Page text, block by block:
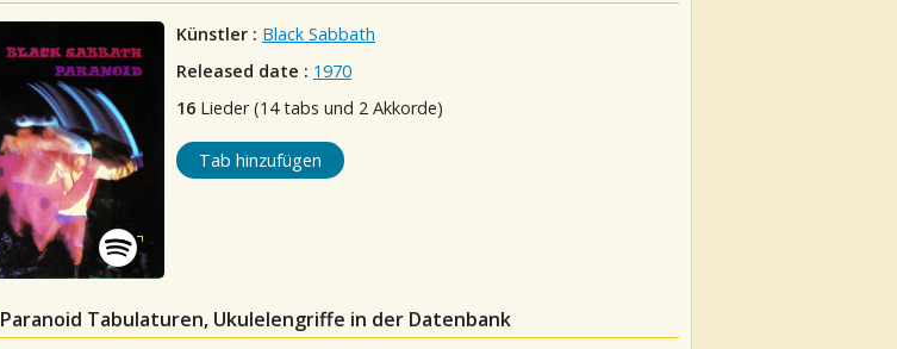
Künstler : Black Sabbath
Released date : 1970
16 Lieder (14 tabs und 2 Akkorde)
Tab hinzufügen
Paranoid Tabulaturen, Ukulelengriffe in der Datenbank